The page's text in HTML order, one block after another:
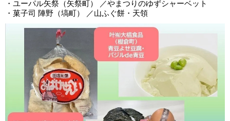
・ユーパル矢祭（矢祭町） ／やまつりのゆずシャーベット
・菓子司 陣野（塙町） ／山ふぐ餅・天領